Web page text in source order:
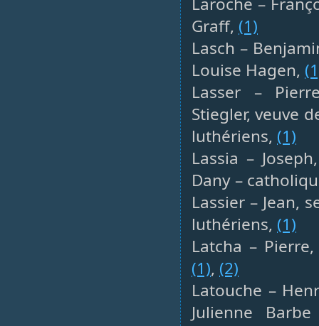
Graff, (1)
Lasch –
Louise Hagen,
Lasser –
Stiegler, veuve
luthériens, (1)
Lassia –
Dany –
Lassier – Jean,
luthériens, (1)
Latcha –
(1), (2)
Latouche –
Julienne